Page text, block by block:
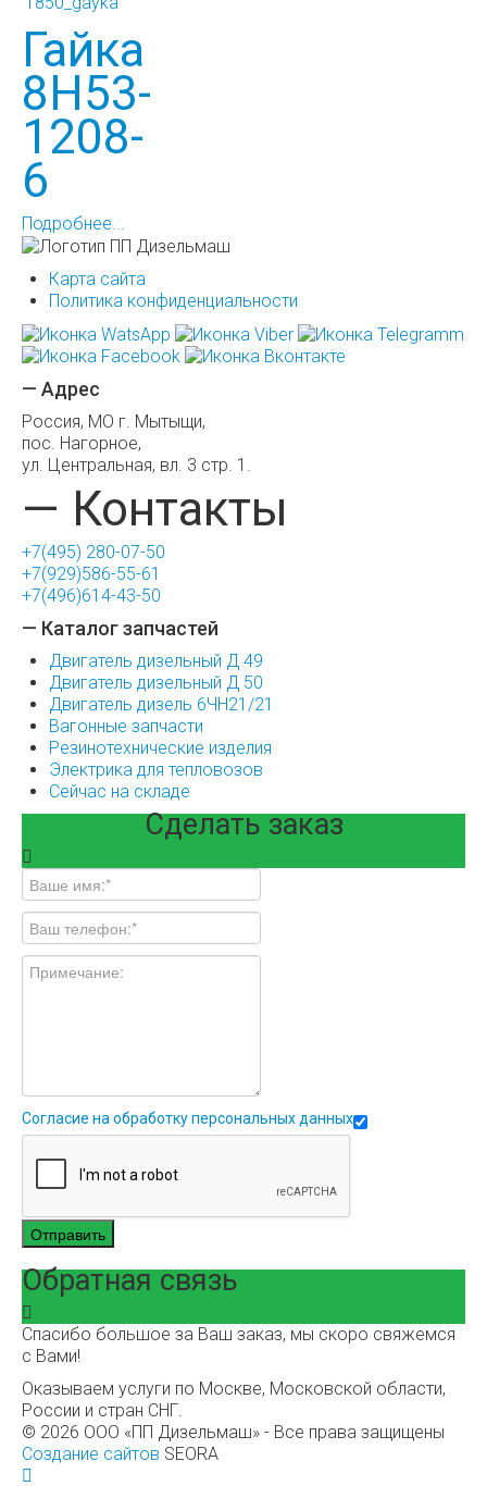
Гайка
8H53-
1208-
6
Подробнее...
Карта сайта
Политика конфиденциальности
— Адрес
Россия, МО г. Мытыщи,
пос. Нагорное,
ул. Центральная, вл. 3 стр. 1.
— Контакты
+7(495) 280-07-50
+7(929)586-55-61
+7(496)614-43-50
— Каталог запчастей
Двигатель дизельный Д 49
Двигатель дизельный Д 50
Двигатель дизель 6ЧН21/21
Вагонные запчасти
Резинотехнические изделия
Электрика для тепловозов
Сейчас на складе
Сделать заказ
Согласие на обработку персональных данных
Отправить
Обратная связь
Спасибо большое за Ваш заказ, мы скоро свяжемся
с Вами!
Оказываем услуги по Москве, Московской области,
России и стран СНГ.
© 2026 ООО «ПП Дизельмаш» - Все права защищены
Создание сайтов SEORA